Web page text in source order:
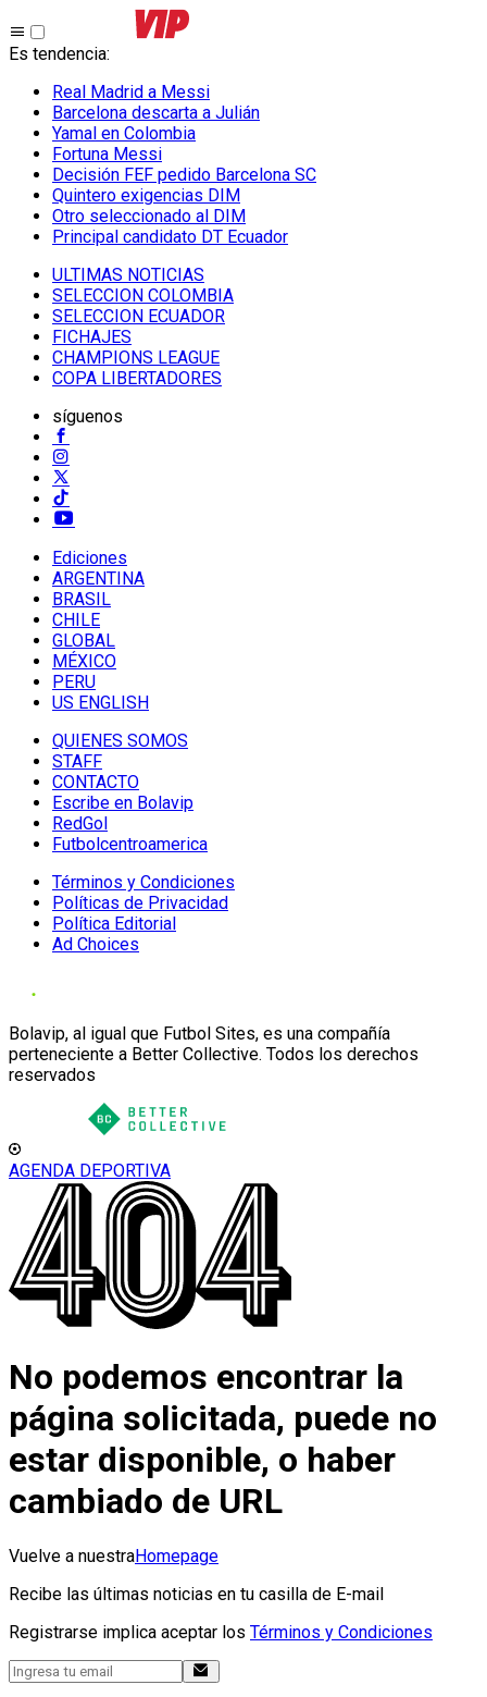
Es tendencia:
Real Madrid a Messi
Barcelona descarta a Julián
Yamal en Colombia
Fortuna Messi
Decisión FEF pedido Barcelona SC
Quintero exigencias DIM
Otro seleccionado al DIM
Principal candidato DT Ecuador
ULTIMAS NOTICIAS
SELECCION COLOMBIA
SELECCION ECUADOR
FICHAJES
CHAMPIONS LEAGUE
COPA LIBERTADORES
síguenos
Ediciones
ARGENTINA
BRASIL
CHILE
GLOBAL
MÉXICO
PERU
US ENGLISH
QUIENES SOMOS
STAFF
CONTACTO
Escribe en Bolavip
RedGol
Futbolcentroamerica
Términos y Condiciones
Políticas de Privacidad
Política Editorial
Ad Choices
Bolavip, al igual que Futbol Sites, es una compañía
perteneciente a Better Collective. Todos los derechos
reservados
AGENDA DEPORTIVA
No podemos encontrar la
página solicitada, puede no
estar disponible, o haber
cambiado de URL
Vuelve a nuestraHomepage
Recibe las últimas noticias en tu casilla de E-mail
Registrarse implica aceptar los Términos y Condiciones